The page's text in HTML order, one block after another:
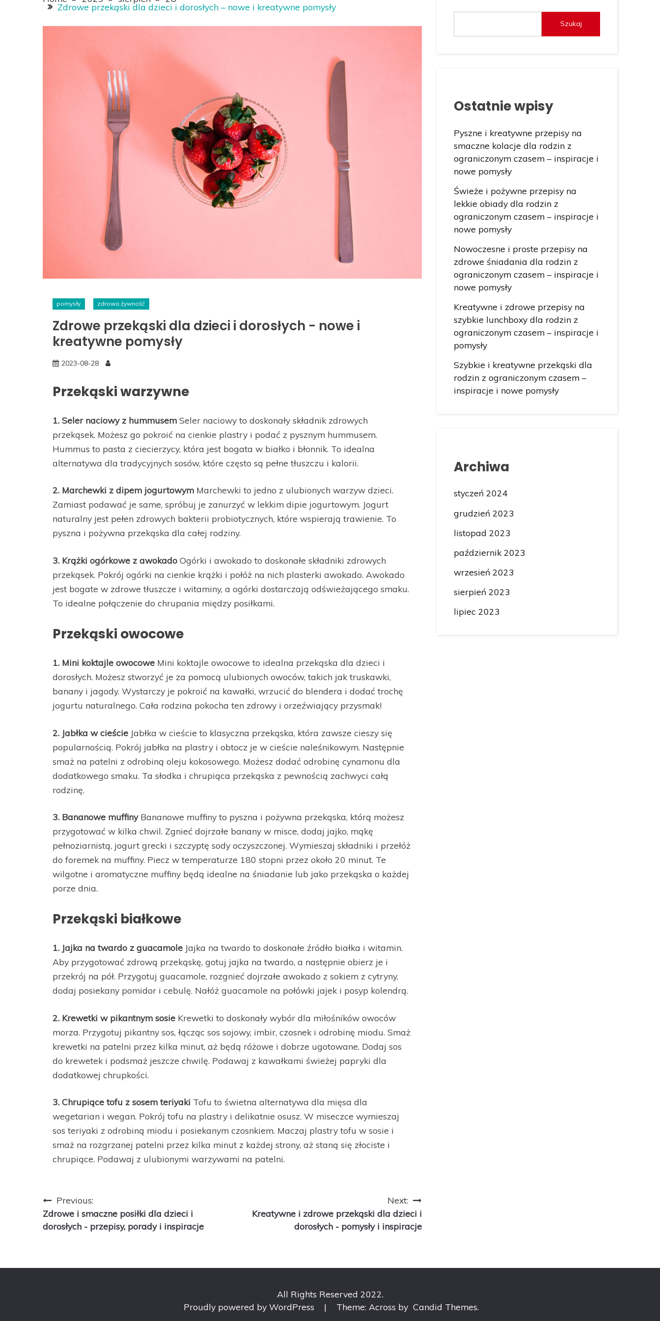
Zdrowe przekąski dla dzieci i dorosłych – nowe i kreatywne pomysły
pomysły zdrowa żywność
Zdrowe przekąski dla dzieci i dorosłych - nowe i
kreatywne pomysły
2023-08-28
Przekąski warzywne
1. Seler naciowy z hummusem Seler naciowy to doskonały składnik zdrowych
przekąsek. Możesz go pokroić na cienkie plastry i podać z pysznym hummusem.
Hummus to pasta z ciecierzycy, która jest bogata w białko i błonnik. To idealna
alternatywa dla tradycyjnych sosów, które często są pełne tłuszczu i kalorii.
2. Marchewki z dipem jogurtowym Marchewki to jedno z ulubionych warzyw dzieci.
Zamiast podawać je same, spróbuj je zanurzyć w lekkim dipie jogurtowym. Jogurt
naturalny jest pełen zdrowych bakterii probiotycznych, które wspierają trawienie. To
pyszna i pożywna przekąska dla całej rodziny.
3. Krążki ogórkowe z awokado Ogórki i awokado to doskonałe składniki zdrowych
przekąsek. Pokrój ogórki na cienkie krążki i połóż na nich plasterki awokado. Awokado
jest bogate w zdrowe tłuszcze i witaminy, a ogórki dostarczają odświeżającego smaku.
To idealne połączenie do chrupania między posiłkami.
Przekąski owocowe
1. Mini koktajle owocowe Mini koktajle owocowe to idealna przekąska dla dzieci i
dorosłych. Możesz stworzyć je za pomocą ulubionych owoców, takich jak truskawki,
banany i jagody. Wystarczy je pokroić na kawałki, wrzucić do blendera i dodać trochę
jogurtu naturalnego. Cała rodzina pokocha ten zdrowy i orzeźwiający przysmak!
2. Jabłka w cieście Jabłka w cieście to klasyczna przekąska, która zawsze cieszy się
popularnością. Pokrój jabłka na plastry i obtocz je w cieście naleśnikowym. Następnie
smaż na patelni z odrobiną oleju kokosowego. Możesz dodać odrobinę cynamonu dla
dodatkowego smaku. Ta słodka i chrupiąca przekąska z pewnością zachwyci całą
rodzinę.
3. Bananowe muffinyBananowe muffiny to pyszna i pożywna przekąska, którą możesz
przygotować w kilka chwil. Zgnieć dojrzałe banany w misce, dodaj jajko, mąkę
pełnoziarnistą, jogurt grecki i szczyptę sody oczyszczonej. Wymieszaj składniki i przełóż
do foremek na muffiny. Piecz w temperaturze 180 stopni przez około 20 minut. Te
wilgotne i aromatyczne muffiny będą idealne na śniadanie lub jako przekąska o każdej
porze dnia.
Przekąski białkowe
1. Jajka na twardo z guacamole Jajka na twardo to doskonałe źródło białka i witamin.
Aby przygotować zdrową przekąskę, gotuj jajka na twardo, a następnie obierz je i
przekrój na pół. Przygotuj guacamole, rozgnieć dojrzałe awokado z sokiem z cytryny,
dodaj posiekany pomidor i cebulę. Nałóż guacamole na połówki jajek i posyp kolendrą.
2. Krewetki w pikantnym sosie Krewetki to doskonały wybór dla miłośników owoców
morza. Przygotuj pikantny sos, łącząc sos sojowy, imbir, czosnek i odrobinę miodu. Smaż
krewetki na patelni przez kilka minut, aż będą różowe i dobrze ugotowane. Dodaj sos
do krewetek i podsmaż jeszcze chwilę. Podawaj z kawałkami świeżej papryki dla
dodatkowej chrupkości.
3. Chrupiące tofu z sosem teriyaki Tofu to świetna alternatywa dla mięsa dla
wegetarian i wegan. Pokrój tofu na plastry i delikatnie osusz. W miseczce wymieszaj
sos teriyaki z odrobiną miodu i posiekanym czosnkiem. Maczaj plastry tofu w sosie i
smaż na rozgrzanej patelni przez kilka minut z każdej strony, aż staną się złociste i
chrupiące. Podawaj z ulubionymi warzywami na patelni.
Nawigacja
wpisu
Previous:
Zdrowe i smaczne posiłki dla dzieci i
dorosłych - przepisy, porady i inspiracje
Next:
Kreatywne i zdrowe przekąski dla dzieci i
dorosłych - pomysły i inspiracje
Szukaj
Ostatnie wpisy
Pyszne i kreatywne przepisy na
smaczne kolacje dla rodzin z
ograniczonym czasem – inspiracje i
nowe pomysły
Świeże i pożywne przepisy na
lekkie obiady dla rodzin z
ograniczonym czasem – inspiracje i
nowe pomysły
Nowoczesne i proste przepisy na
zdrowe śniadania dla rodzin z
ograniczonym czasem – inspiracje i
nowe pomysły
Kreatywne i zdrowe przepisy na
szybkie lunchboxy dla rodzin z
ograniczonym czasem – inspiracje i
pomysły
Szybkie i kreatywne przekąski dla
rodzin z ograniczonym czasem –
inspiracje i nowe pomysły
Archiwa
styczeń 2024
grudzień 2023
listopad 2023
październik 2023
wrzesień 2023
sierpień 2023
lipiec 2023
All Rights Reserved 2022.
Proudly powered by WordPress
| Theme: Across by Candid Themes.